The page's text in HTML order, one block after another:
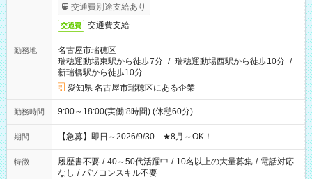
交通費別途支給あり
交通費 交通費支給
勤務地
名古屋市瑞穂区
瑞穂運動場東駅から徒歩7分 / 瑞穂運動場西駅から徒歩10分 /
新瑞橋駅から徒歩10分
愛知県 名古屋市瑞穂区にある企業
勤務時間 9:00～18:00(実働:8時間) (休憩60分)
期間 【急募】即日～2026/9/30 ★8月～OK！
特徴 履歴書不要 / 40～50代活躍中 / 10名以上の大量募集 / 電話対応
なし / パソコンスキル不要